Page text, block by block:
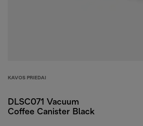
KAVOS PRIEDAI
DLSC071 Vacuum
Coffee Canister Black